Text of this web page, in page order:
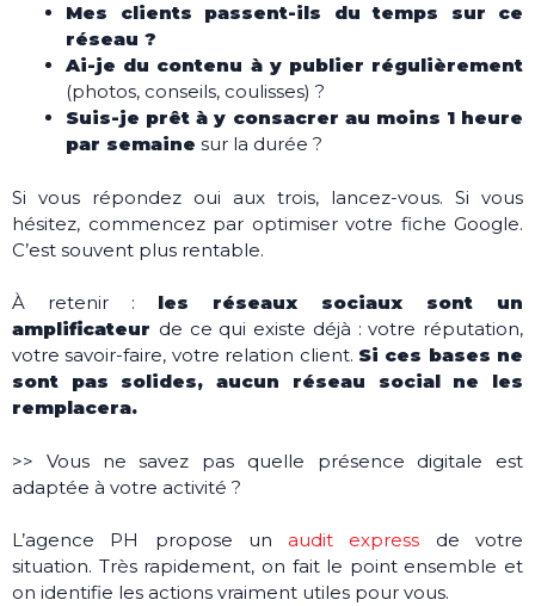
Mes clients passent-ils du temps sur ce
réseau ?
Ai-je du contenu à y publier régulièrement
(photos, conseils, coulisses) ?
Suis-je prêt à y consacrer au moins 1 heure
par semaine sur la durée ?
Si vous répondez oui aux trois, lancez-vous. Si vous
hésitez, commencez par optimiser votre fiche Google.
C’est souvent plus rentable.
À retenir : les réseaux sociaux sont un
amplificateur de ce qui existe déjà : votre réputation,
votre savoir-faire, votre relation client. Si ces bases ne
sont pas solides, aucun réseau social ne les
remplacera.
>> Vous ne savez pas quelle présence digitale est
adaptée à votre activité ?
L’agence PH propose un audit express de votre
situation. Très rapidement, on fait le point ensemble et
on identifie les actions vraiment utiles pour vous.